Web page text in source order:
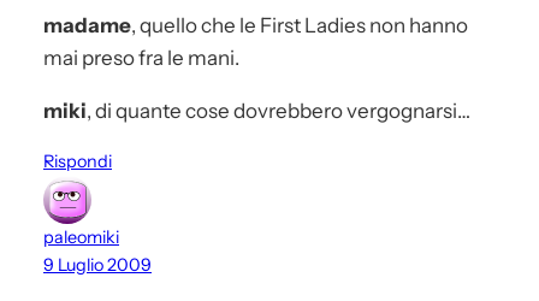
madame, quello che le First Ladies non hanno
mai preso fra le mani.
miki, di quante cose dovrebbero vergognarsi…
Rispondi
paleomiki
9 Luglio 2009